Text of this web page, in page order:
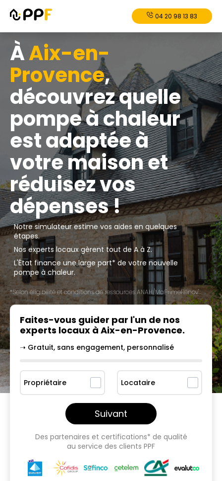
04 20 98 13 83
ÀAix-en-
Provence,
découvrez quelle
pompe à chaleur
est adaptée à
votre maison et
réduisez vos
dépenses !
Notre simulateur estime vos aides en quelques
étapes.
Nos experts locaux gèrent tout de A à Z.
L'État finance une large part* de votre nouvelle
pompe à chaleur.
*Selon éligibilité et conditions de ressources ANAH/MaPrimeRénov'.
Faites-vous guider par l'un de nos
experts locaux à Aix-en-Provence.
➝ Gratuit, sans engagement, personnalisé
Propriétaire Locataire
Suivant
Des partenaires et certifications* de qualité
au service des clients PPF